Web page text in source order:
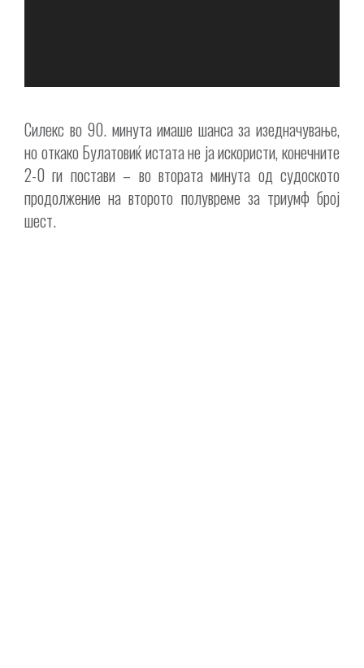
Силекс во 90. минута имаше шанса за изедначување,
но откако Булатовиќ истата не ја искористи, конечните
2-0 ги постави – во втората минута од судоското
продолжение на второто полувреме за триумф број
шест.